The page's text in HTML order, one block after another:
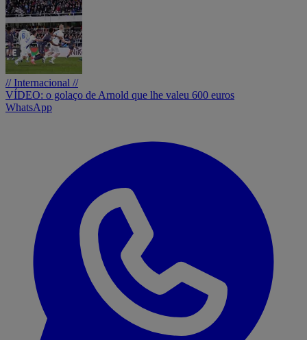
// Internacional //
VÍDEO: o golaço de Arnold que lhe valeu 600 euros
WhatsApp